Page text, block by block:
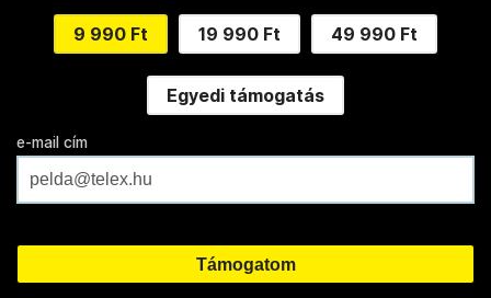
9 990 Ft 19 990 Ft 49 990 Ft
Egyedi támogatás
e-mail cím